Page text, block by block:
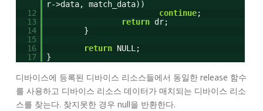
r->data, match_data))
12
continue;
13
return dr;
14
}
15
16
return NULL;
17
}
디바이스에 등록된 디바이스 리소스들에서 동일한 release 함수
를 사용하고 디바이스 리소스 데이터가 매치되는 디바이스 리소
스를 찾는다. 찾지못한 경우 null을 반환한다.